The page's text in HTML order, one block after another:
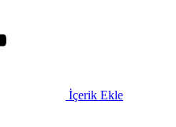
İçerik Ekle